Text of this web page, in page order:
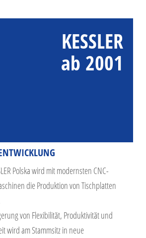
KESSLER
ab 2001
Polska wird mit modernsten CNC-
die Produktion von Tischplatten
von Flexibilität, Produktivität und
wird am Stammsitz in neue